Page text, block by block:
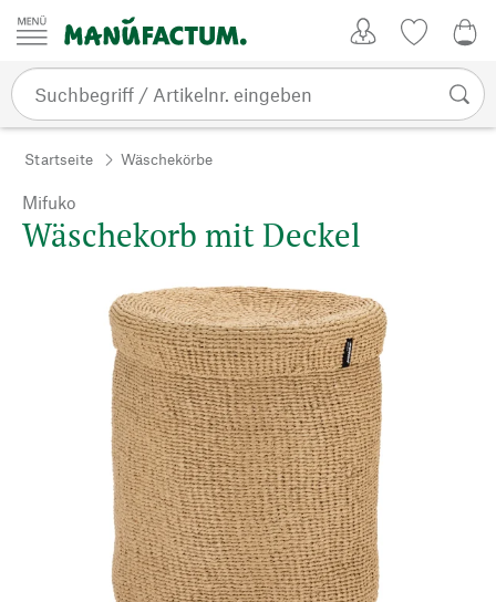
Zum Inhalt springen
Startseite Wäschekörbe
Mifuko
Wäschekorb mit Deckel